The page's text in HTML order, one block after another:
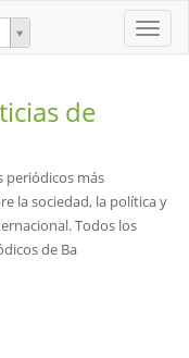
Toggle
de
periódicos más
la sociedad, la política y
Todos los
de Ba